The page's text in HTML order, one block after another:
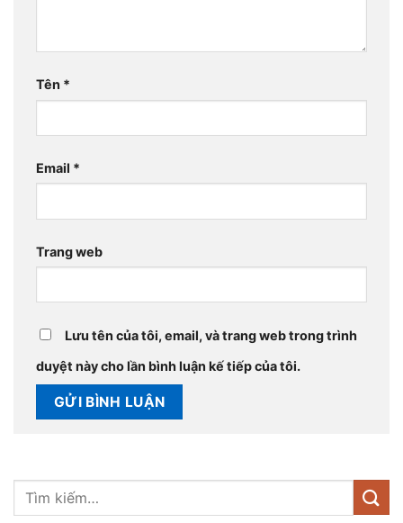
Tên *
Email *
Trang web
Lưu tên của tôi, email, và trang web trong trình
duyệt này cho lần bình luận kế tiếp của tôi.